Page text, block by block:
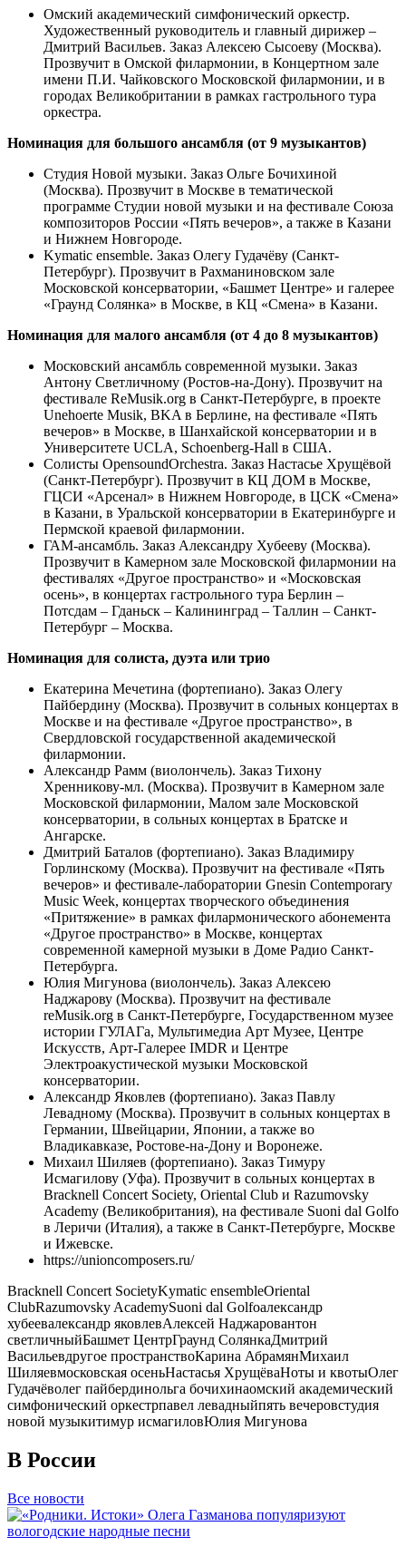
Омский академический симфонический оркестр.
Художественный руководитель и главный дирижер –
Дмитрий Васильев. Заказ Алексею Сысоеву (Москва).
Прозвучит в Омской филармонии, в Концертном зале
имени П.И. Чайковского Московской филармонии, и в
городах Великобритании в рамках гастрольного тура
оркестра.
Номинация для большого ансамбля (от 9 музыкантов)
Студия Новой музыки. Заказ Ольге Бочихиной
(Москва). Прозвучит в Москве в тематической
программе Студии новой музыки и на фестивале Союза
композиторов России «Пять вечеров», а также в Казани
и Нижнем Новгороде.
Kymatic ensemble. Заказ Олегу Гудачёву (Санкт-
Петербург). Прозвучит в Рахманиновском зале
Московской консерватории, «Башмет Центре» и галерее
«Граунд Солянка» в Москве, в КЦ «Смена» в Казани.
Номинация для малого ансамбля (от 4 до 8 музыкантов)
Московский ансамбль современной музыки. Заказ
Антону Светличному (Ростов-на-Дону). Прозвучит на
фестивале ReMusik.org в Санкт-Петербурге, в проекте
Unehoerte Musik, BKA в Берлине, на фестивале «Пять
вечеров» в Москве, в Шанхайской консерватории и в
Университете UCLA, Schoenberg-Hall в США.
Солисты OpensoundOrchestra. Заказ Настасье Хрущёвой
(Санкт-Петербург). Прозвучит в КЦ ДОМ в Москве,
ГЦСИ «Арсенал» в Нижнем Новгороде, в ЦСК «Смена»
в Казани, в Уральской консерватории в Екатеринбурге и
Пермской краевой филармонии.
ГАМ-ансамбль. Заказ Александру Хубееву (Москва).
Прозвучит в Камерном зале Московской филармонии на
фестивалях «Другое пространство» и «Московская
осень», в концертах гастрольного тура Берлин –
Потсдам – Гданьск – Калининград – Таллин – Санкт-
Петербург – Москва.
Номинация для солиста, дуэта или трио
Екатерина Мечетина (фортепиано). Заказ Олегу
Пайбердину (Москва). Прозвучит в сольных концертах в
Москве и на фестивале «Другое пространство», в
Свердловской государственной академической
филармонии.
Александр Рамм (виолончель). Заказ Тихону
Хренникову-мл. (Москва). Прозвучит в Камерном зале
Московской филармонии, Малом зале Московской
консерватории, в сольных концертах в Братске и
Ангарске.
Дмитрий Баталов (фортепиано). Заказ Владимиру
Горлинскому (Москва). Прозвучит на фестивале «Пять
вечеров» и фестивале-лаборатории Gnesin Contemporary
Music Week, концертах творческого объединения
«Притяжение» в рамках филармонического абонемента
«Другое пространство» в Москве, концертах
современной камерной музыки в Доме Радио Санкт-
Петербурга.
Юлия Мигунова (виолончель). Заказ Алексею
Наджарову (Москва). Прозвучит на фестивале
reMusik.org в Санкт-Петербурге, Государственном музее
истории ГУЛАГа, Мультимедиа Арт Музее, Центре
Искусств, Арт-Галерее IMDR и Центре
Электроакустической музыки Московской
консерватории.
Александр Яковлев (фортепиано). Заказ Павлу
Левадному (Москва). Прозвучит в сольных концертах в
Германии, Швейцарии, Японии, а также во
Владикавказе, Ростове-на-Дону и Воронеже.
Михаил Шиляев (фортепиано). Заказ Тимуру
Исмагилову (Уфа). Прозвучит в сольных концертах в
Bracknell Concert Society, Oriental Club и Razumovsky
Academy (Великобритания), на фестивале Suoni dal Golfo
в Леричи (Италия), а также в Санкт-Петербурге, Москве
и Ижевске.
https://unioncomposers.ru/
Bracknell Concert SocietyKymatic ensembleOriental
ClubRazumovsky AcademySuoni dal Golfoалександр
хубеевалександр яковлевАлексей Наджаровантон
светличныйБашмет ЦентрГраунд СолянкаДмитрий
Васильевдругое пространствоКарина АбрамянМихаил
Шиляевмосковская осеньНастасья ХрущёваНоты и квотыОлег
Гудачёволег пайбердинольга бочихинаомский академический
симфонический оркестрпавел левадныйпять вечеровстудия
новой музыкитимур исмагиловЮлия Мигунова
В России
Все новости